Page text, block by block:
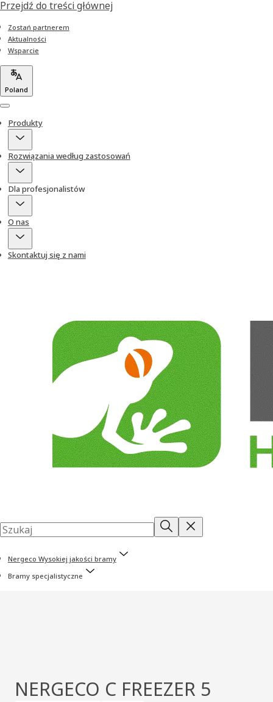
Przejdź do treści głównej
Zostań partnerem
Aktualności
Wsparcie
Poland
Menu
Produkty
Rozwiązania według zastosowań
Dla profesjonalistów
O nas
Skontaktuj się z nami
Nergeco Wysokiej jakości bramy
Bramy specjalistyczne
NERGECO C FREEZER 5